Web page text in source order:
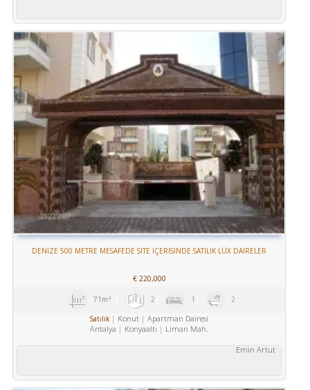
DENIZE 500 METRE MESAFEDE SITE IÇERISINDE SATILIK LÜX DAIRELER
€220,000
71m² 2 1 2
Satılık Konut
Apartman Dairesi
Antalya
Konyaaltı
Liman Mah.
Emin Artut